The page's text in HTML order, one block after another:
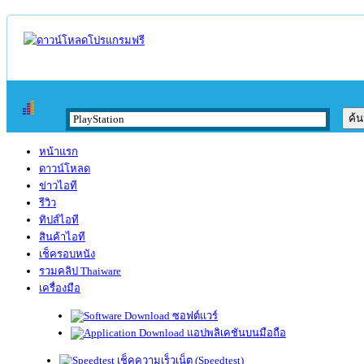
หน้าแรก
ดาวน์โหลด
ข่าวไอที
รีวิว
ทิปส์ไอที
สินค้าไอที
เช็ครอบหนัง
รวมคลิป Thaiware
เครื่องมือ
ซอฟต์แวร์
แอปพลิเคชันบนมือถือ
เช็คความเร็วเน็ต (Speedtest)